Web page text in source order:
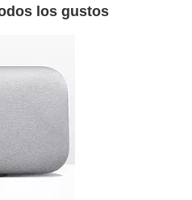
los gustos